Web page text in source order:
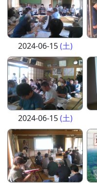
2024-06-15(土)
2024-06-15(土)